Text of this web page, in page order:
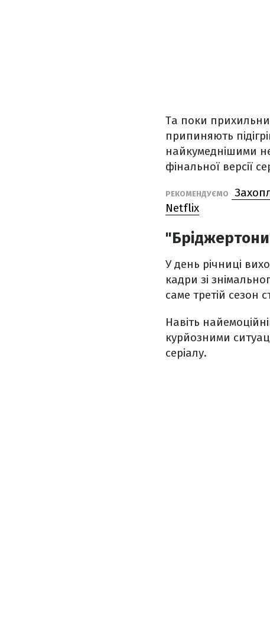
Та поки
припиняють
найкумеднішими
фінальної версії
РЕКОМЕНДУЄМО
Netflix
У день річниці
кадри зі
саме третій сезон
Навіть
курйозними
серіалу.